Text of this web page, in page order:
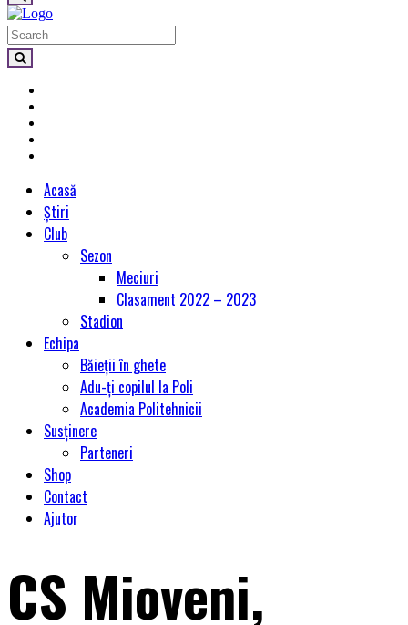
Acasă
Știri
Club
Sezon
Meciuri
Clasament 2022 – 2023
Stadion
Echipa
Băieții în ghete
Adu-ți copilul la Poli
Academia Politehnicii
Susținere
Parteneri
Shop
Contact
Ajutor
CS Mioveni,